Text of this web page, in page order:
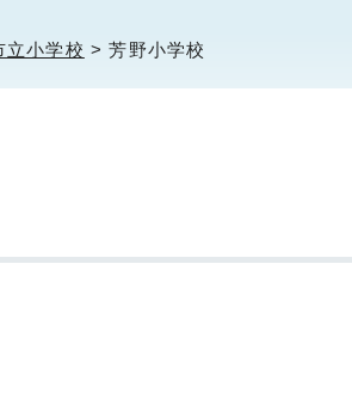
立小学校 > 芳野小学校